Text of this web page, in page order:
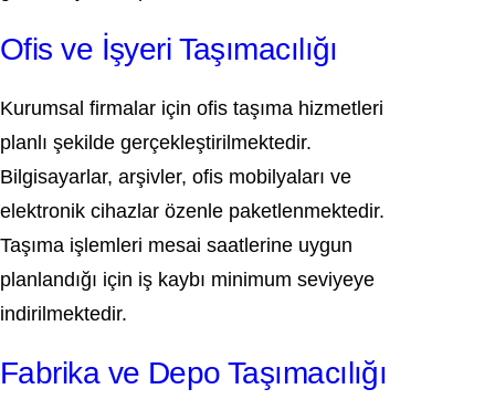
Ofis ve İşyeri Taşımacılığı
Kurumsal firmalar için ofis taşıma hizmetleri
planlı şekilde gerçekleştirilmektedir.
Bilgisayarlar, arşivler, ofis mobilyaları ve
elektronik cihazlar özenle paketlenmektedir.
Taşıma işlemleri mesai saatlerine uygun
planlandığı için iş kaybı minimum seviyeye
indirilmektedir.
Fabrika ve Depo Taşımacılığı